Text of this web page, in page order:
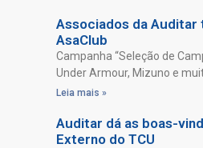
Associados da
AsaClub
Campanha “Seleção de
Under Armour, Mizuno e
Leia mais »
Auditar dá as boas-
Externo do TCU